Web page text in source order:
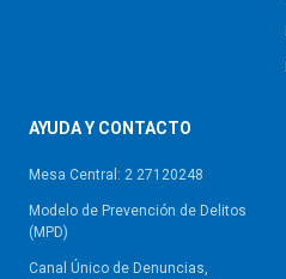
AYUDA Y CONTACTO
Mesa Central: 2 27120248
Modelo de Prevención de Delitos
(MPD)
Canal Único de Denuncias,